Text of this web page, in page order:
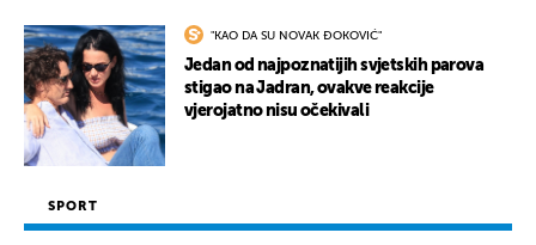
"KAO DA SU NOVAK ĐOKOVIĆ"
Jedan od najpoznatijih svjetskih parova
stigao na Jadran, ovakve reakcije
vjerojatno nisu očekivali
SPORT